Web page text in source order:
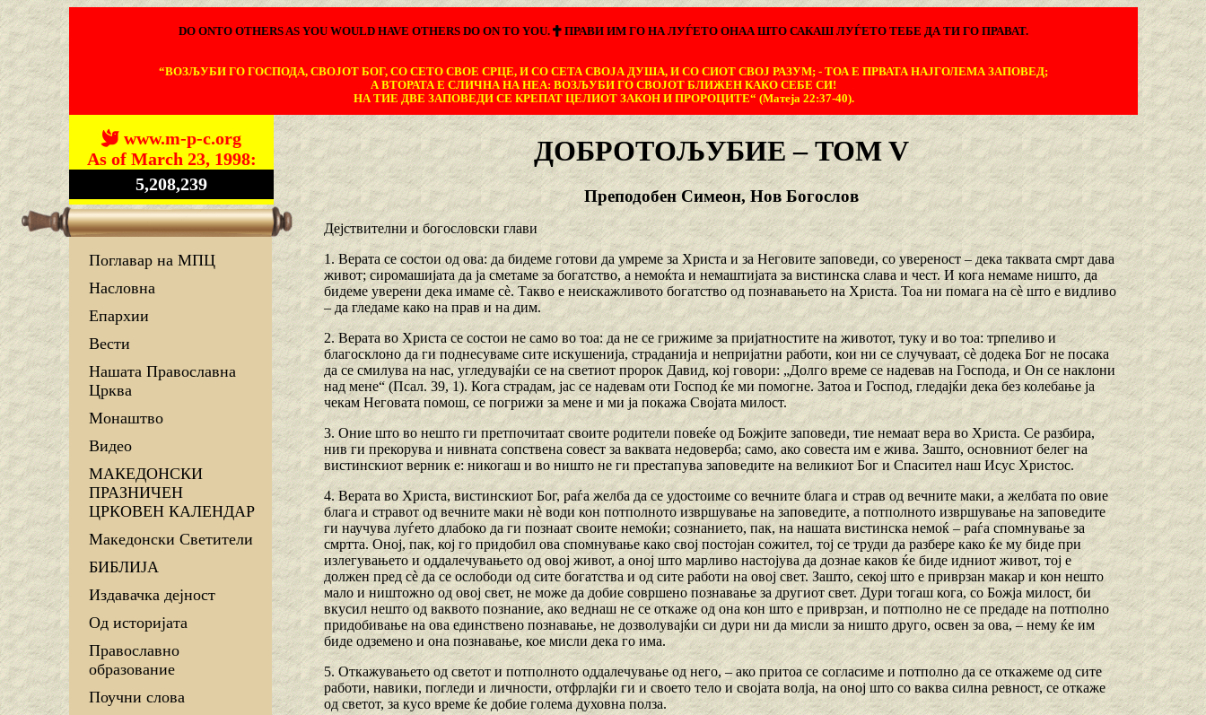
DO ONTO OTHERS AS YOU WOULD HAVE OTHERS DO ON TO YOU. ПРАВИ ИМ ГО НА ЛУЃЕТО ОНАА ШТО САКАШ ЛУЃЕТО ТЕБЕ ДА ТИ ГО ПРАВАТ.
“ВОЗЉУБИ ГО ГОСПОДА, СВОЈОТ БОГ, СО СЕТО СВОЕ СРЦЕ, И СО СЕТА СВОЈА ДУША, И СО СИОТ СВОЈ РАЗУМ; - ТОА Е ПРВАТА НАЈГОЛЕМА ЗАПОВЕД;
А ВТОРАТА Е СЛИЧНА НА НЕА: ВОЗЉУБИ ГО СВОЈОТ БЛИЖЕН КАКО СЕБЕ СИ!
НА ТИЕ ДВЕ ЗАПОВЕДИ СЕ КРЕПАТ ЦЕЛИОТ ЗАКОН И ПРОРОЦИТЕ“ (Матеја 22:37-40).
www.m-p-c.org
As of March 23, 1998:
5,208,239
Поглавар на МПЦ
Насловна
Епархии
Вести
Нашата Православна
Црква
Монаштво
Видео
МАКЕДОНСКИ
ПРАЗНИЧЕН
ЦРКОВЕН КАЛЕНДАР
Македонски Светители
БИБЛИЈА
Издавачка дејност
Од историјата
Православно
образование
Поучни слова
ДОБРОТОЉУБИЕ – TOM V
Преподобен Симеон, Нов Богослов
Дејствителни и богословски глави
1. Верата се состои од ова: да бидеме готови да умреме за Христа и за Неговите заповеди, со увереност – дека таквата смрт дава
живот; сиромашијата да ја сметаме за богатство, а немоќта и немаштијата за вистинска слава и чест. И кога немаме ништо, да
бидеме уверени дека имаме сѐ. Такво е неискажливото богатство од познавањето на Христа. Тоа ни помага на сѐ што е видливо
– да гледаме како на прав и на дим.
2. Верата во Христа се состои не само во тоа: да не се грижиме за пријатностите на животот, туку и во тоа: трпеливо и
благосклоно да ги поднесуваме сите искушенија, страданија и непријатни работи, кои ни се случуваат, сѐ додека Бог не посака
да се смилува на нас, угледувајќи се на светиот пророк Давид, кој говори: „Долго време се надевав на Господа, и Он се наклони
над мене“ (Псал. 39, 1). Кога страдам, јас се надевам оти Господ ќе ми помогне. Затоа и Господ, гледајќи дека без колебање ја
чекам Неговата помош, се погрижи за мене и ми ја покажа Својата милост.
3. Оние што во нешто ги претпочитаат своите родители повеќе од Божјите заповеди, тие немаат вера во Христа. Се разбира,
нив ги прекорува и нивната сопствена совест за ваквата недоверба; само, ако совеста им е жива. Зашто, основниот белег на
вистинскиот верник е: никогаш и во ништо не ги престапува заповедите на великиот Бог и Спасител наш Исус Христос.
4. Верата во Христа, вистинскиот Бог, раѓа желба да се удостоиме со вечните блага и страв од вечните маки, а желбата по овие
блага и стравот од вечните маки нѐ води кон потполното извршување на заповедите, а потполното извршување на заповедите
ги научува луѓето длабоко да ги познаат своите немоќи; сознанието, пак, на нашата вистинска немоќ – раѓа спомнување за
смртта. Оној, пак, кој го придобил ова спомнување како свој постојан сожител, тој се труди да разбере како ќе му биде при
излегувањето и оддалечувањето од овој живот, а оној што марливо настојува да дознае каков ќе биде идниот живот, тој е
должен пред сѐ да се ослободи од сите богатства и од сите работи на овој свет. Зашто, секој што е приврзан макар и кон нешто
мало и ништожно од овој свет, не може да добие совршено познавање за другиот свет. Дури тогаш кога, со Божја милост, би
вкусил нешто од ваквото познание, ако веднаш не се откаже од она кон што е приврзан, и потполно не се предаде на потполно
придобивање на ова единствено познавање, не дозволувајќи си дури ни да мисли за ништо друго, освен за ова, – нему ќе им
биде одземено и она познавање, кое мисли дека го има.
5. Откажувањето од светот и потполното оддалечување од него, – ако притоа се согласиме и потполно да се откажеме од сите
работи, навики, погледи и личности, отфрлајќи ги и своето тело и својата волја, на оној што со ваква силна ревност, се откаже
од светот, за кусо време ќе добие голема духовна полза.